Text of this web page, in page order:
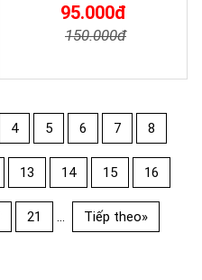
95.000đ
150.000đ
4 5 6 7 8
13 14 15 16
21 ... Tiếp theo»